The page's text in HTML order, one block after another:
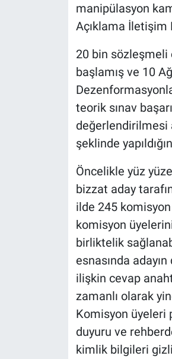
manipülasyon
Açıklama İletişim
20 bin sözleşmeli
başlamış ve 10
teorik sınav
değerlendirilmesi
şeklinde
Öncelikle yüz
bizzat aday
ilde 245
komisyon
birliktelik
esnasında
ilişkin cevap
zamanlı olarak
Komisyon üyeleri
duyuru ve
kimlik bilgileri